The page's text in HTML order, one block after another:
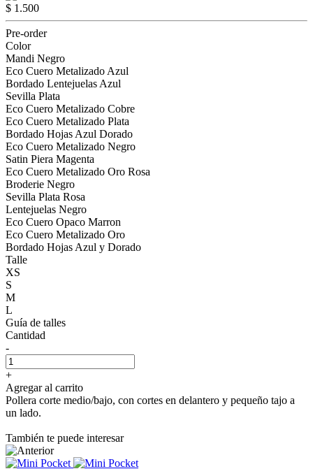
$ 1.500
Pre-order
Color
Mandi Negro
Eco Cuero Metalizado Azul
Bordado Lentejuelas Azul
Sevilla Plata
Eco Cuero Metalizado Cobre
Eco Cuero Metalizado Plata
Bordado Hojas Azul Dorado
Eco Cuero Metalizado Negro
Satin Piera Magenta
Eco Cuero Metalizado Oro Rosa
Broderie Negro
Sevilla Plata Rosa
Lentejuelas Negro
Eco Cuero Opaco Marron
Eco Cuero Metalizado Oro
Bordado Hojas Azul y Dorado
Talle
XS
S
M
L
Guía de talles
Cantidad
-
+
Agregar al carrito
Pollera corte medio/bajo, con cortes en delantero y pequeño tajo a
un lado.
También te puede interesar